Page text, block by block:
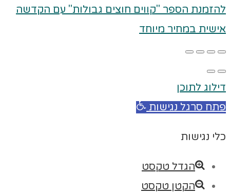
להזמנת הספר "קווים חוצים גבולות" עם הקדשה
אישית במחיר מיוחד
דילוג לתוכן
פתח סרגל נגישות
כלי נגישות
הגדל טקסט
הקטן טקסט